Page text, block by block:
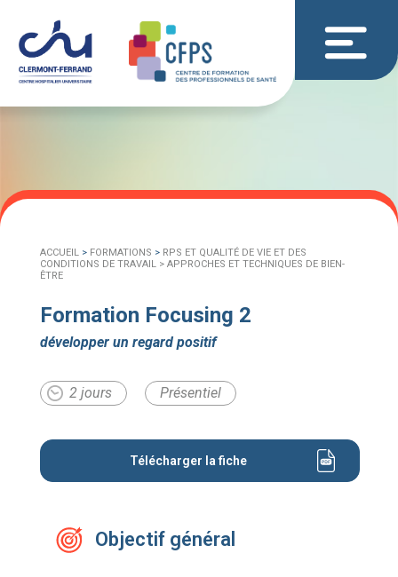
ACCUEIL> FORMATIONS > RPS ET QUALITÉ DE VIE ET DES
CONDITIONS DE TRAVAIL > APPROCHES ET TECHNIQUES DE BIEN-
ÊTRE
Formation Focusing 2
développer un regard positif
2 jours Présentiel
Télécharger la fiche
Objectif général